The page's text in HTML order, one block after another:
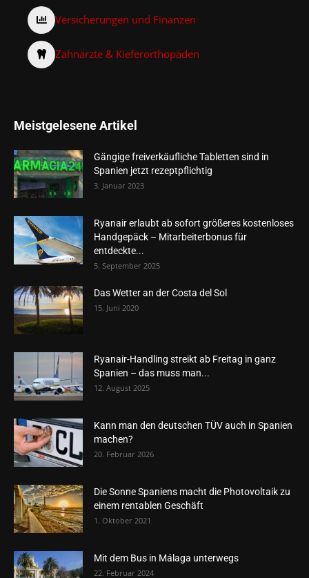
Versicherungen und Finanzen
Zahnärzte & Kieferorthopäden
Meistgelesene Artikel
Gängige freiverkäufliche Tabletten sind in
Spanien jetzt rezeptpflichtig
3. Januar 2023
Ryanair erlaubt ab sofort größeres kostenloses
Handgepäck – Mitarbeiterbonus für
entdeckte...
5. September 2025
Das Wetter an der Costa del Sol
15. Juni 2020
Ryanair-Handling streikt ab Freitag in ganz
Spanien – das muss man...
12. August 2025
Kann man den deutschen TÜV auch in Spanien
machen?
20. Februar 2026
Die Sonne Spaniens macht die Photovoltaik zu
einem rentablen Geschäft
1. Oktober 2021
Mit dem Bus in Málaga unterwegs
22. Februar 2024